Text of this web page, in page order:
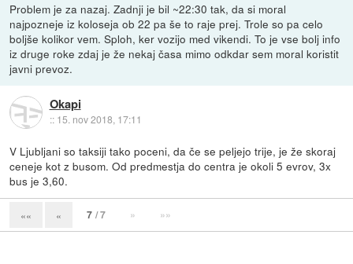
Problem je za nazaj. Zadnji je bil ~22:30 tak, da si moral
najpozneje iz koloseja ob 22 pa še to raje prej. Trole so pa celo
boljše kolikor vem. Sploh, ker vozijo med vikendi. To je vse bolj info
iz druge roke zdaj je že nekaj časa mimo odkdar sem moral koristit
javni prevoz.
Okapi
:: 15. nov 2018, 17:11
V Ljubljani so taksiji tako poceni, da če se peljejo trije, je že skoraj
ceneje kot z busom. Od predmestja do centra je okoli 5 evrov, 3x
bus je 3,60.
«« « 7 / 7 » »»